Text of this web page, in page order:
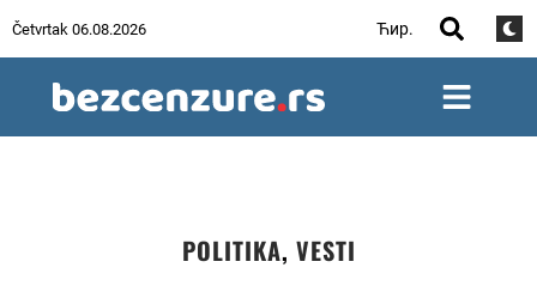
Četvrtak 06.08.2026 Ћир.
POLITIKA, VESTI